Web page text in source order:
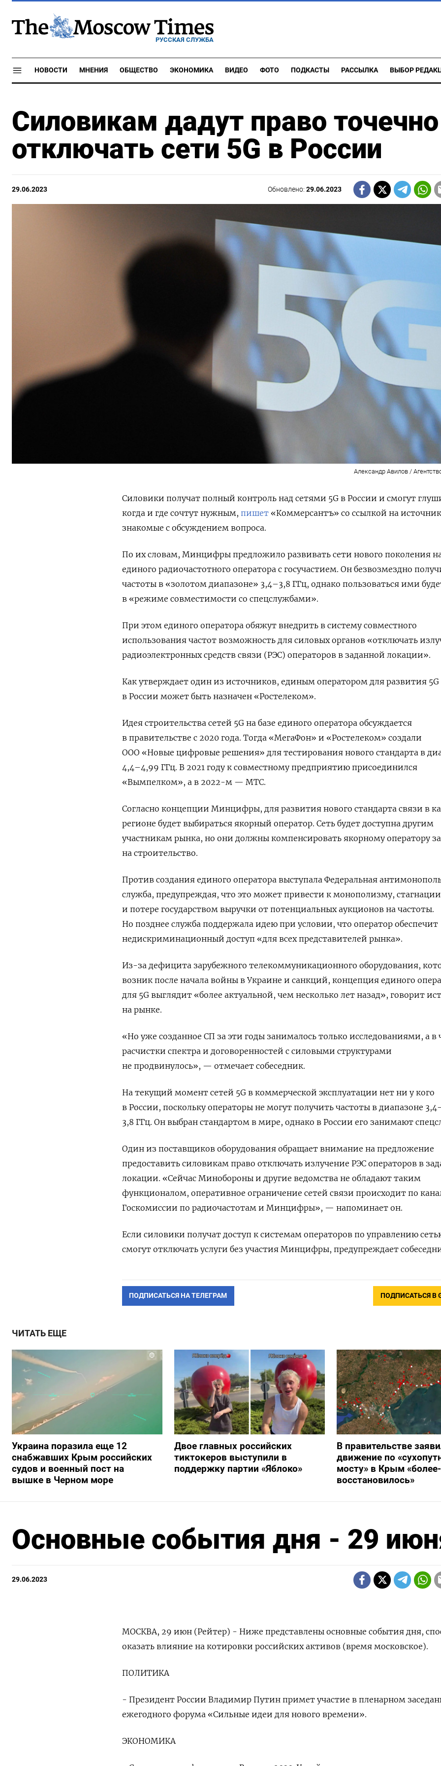
РУССКАЯ СЛУЖБА
НОВОСТИ МНЕНИЯ ОБЩЕСТВО ЭКОНОМИКА ВИДЕО ФОТО ПОДКАСТЫ РАССЫЛКА ВЫБОР
Силовикам дадут право точечно
отключать сети 5G в России
29.06.2023 Обновлено:29.06.2023
Александр Авилов /
Силовики получат полный контроль над сетями 5G в России и смогут
когда и где сочтут нужным, пишет «Коммерсантъ» со ссылкой на
знакомые с обсуждением вопроса.
По их словам, Минцифры предложило развивать сети нового поколения
единого радиочастотного оператора с госучастием. Он безвозмездно
частоты в «золотом диапазоне» 3,4–3,8 ГГц, однако пользоваться ими
в «режиме совместимости со спецслужбами».
При этом единого оператора обяжут внедрить в систему совместного
использования частот возможность для силовых органов «отключать
радиоэлектронных средств связи (РЭС) операторов в заданной локации».
Как утверждает один из источников, единым оператором для развития 5G
в России может быть назначен «Ростелеком».
Идея строительства сетей 5G на базе единого оператора обсуждается
в правительстве с 2020 года. Тогда «МегаФон» и «Ростелеком» создали
ООО «Новые цифровые решения» для тестирования нового стандарта в
4,4–4,99 ГГц. В 2021 году к совместному предприятию присоединился
«Вымпелком», а в 2022-м — МТС.
Согласно концепции Минцифры, для развития нового стандарта связи в
регионе будет выбираться якорный оператор. Сеть будет доступна другим
участникам рынка, но они должны компенсировать якорному оператору
на строительство.
Против создания единого оператора выступала Федеральная
служба, предупреждая, что это может привести к монополизму, стагнации
и потере государством выручки от потенциальных аукционов на частоты.
Но позднее служба поддержала идею при условии, что оператор обеспечит
недискриминационный доступ «для всех представителей рынка».
Из-за дефицита зарубежного телекоммуникационного оборудования,
возник после начала войны в Украине и санкций, концепция единого
для 5G выглядит «более актуальной, чем несколько лет назад», говорит
на рынке.
«Но уже созданное СП за эти годы занималось только исследованиями, а в
расчистки спектра и договоренностей с силовыми структурами
не продвинулось», — отмечает собеседник.
На текущий момент сетей 5G в коммерческой эксплуатации нет ни у кого
в России, поскольку операторы не могут получить частоты в диапазоне
3,8 ГГц. Он выбран стандартом в мире, однако в России его занимают
Один из поставщиков оборудования обращает внимание на предложение
предоставить силовикам право отключать излучение РЭС операторов в
локации. «Сейчас Минобороны и другие ведомства не обладают таким
функционалом, оперативное ограничение сетей связи происходит по
Госкомиссии по радиочастотам и Минцифры», — напоминает он.
Если силовики получат доступ к системам операторов по управлению
смогут отключать услуги без участия Минцифры, предупреждает
ПОДПИСАТЬСЯ НА ТЕЛЕГРАМ ПОДПИСАТЬСЯ В
ЧИТАТЬ ЕЩЕ
Украина поразила еще 12
снабжавших Крым российских
судов и военный пост на
вышке в Черном море
Двое главных российских
тиктокеров выступили в
поддержку партии «Яблоко»
В правительстве
движение по
мосту» в Крым
восстановилось»
Основные события дня - 29
29.06.2023
МОСКВА, 29 июн (Рейтер) - Ниже представлены основные события дня,
оказать влияние на котировки российских активов (время московское).
ПОЛИТИКА
- Президент России Владимир Путин примет участие в пленарном
ежегодного форума «Сильные идеи для нового времени».
ЭКОНОМИКА